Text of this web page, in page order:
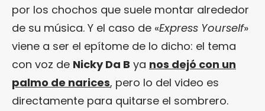
por los chochos que suele montar alrededor
de su música. Y el caso de «Express Yourself»
viene a ser el epítome de lo dicho: el tema
con voz de Nicky Da B ya nos dejó con un
palmo de narices, pero lo del video es
directamente para quitarse el sombrero.